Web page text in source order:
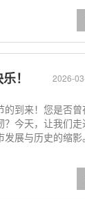
2026-
！
到来！您是否曾
今天，让我们走
展与历史的缩